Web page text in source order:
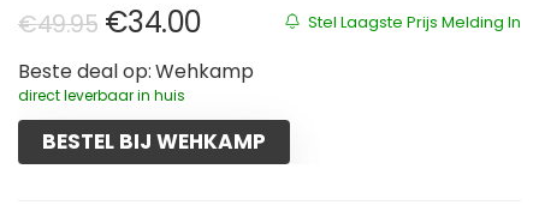
Stel Laagste Prijs Melding In
€49.95 Oorspronkelijke prijs was:
€34.00Huidige prijs is: €34.00.
Beste deal op: Wehkamp
direct leverbaar in huis
BESTEL BIJ WEHKAMP